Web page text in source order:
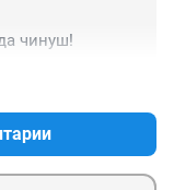
чинуш!